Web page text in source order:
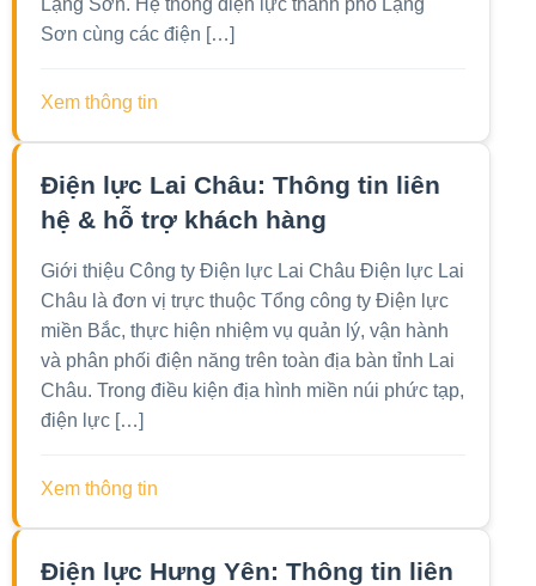
Lạng Sơn. Hệ thống điện lực thành phố Lạng
Sơn cùng các điện […]
Xem thông tin
Điện lực Lai Châu: Thông tin liên
hệ & hỗ trợ khách hàng
Giới thiệu Công ty Điện lực Lai Châu Điện lực Lai
Châu là đơn vị trực thuộc Tổng công ty Điện lực
miền Bắc, thực hiện nhiệm vụ quản lý, vận hành
và phân phối điện năng trên toàn địa bàn tỉnh Lai
Châu. Trong điều kiện địa hình miền núi phức tạp,
điện lực […]
Xem thông tin
Điện lực Hưng Yên: Thông tin liên